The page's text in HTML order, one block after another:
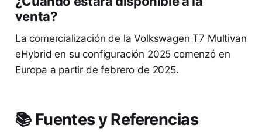
venta?
La comercialización de la Volkswagen T7 Multivan
eHybrid en su configuración 2025 comenzó en
Europa a partir de febrero de 2025.
📚 Fuentes y Referencias